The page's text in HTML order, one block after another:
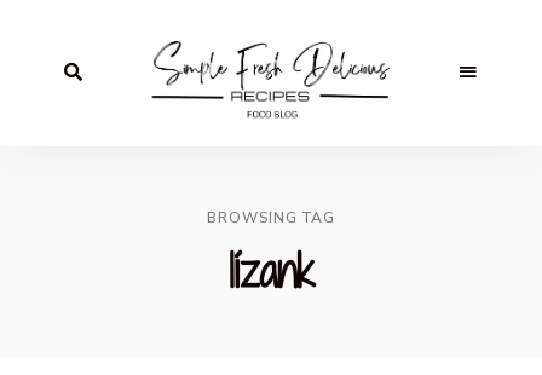
BROWSING TAG
lízank